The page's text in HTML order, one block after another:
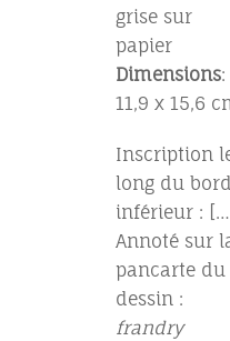
grise sur
papier
Dimensions:
11,9 x 15,6
Inscription
long du
inférieur :
Annoté sur
pancarte du
dessin :
frandry